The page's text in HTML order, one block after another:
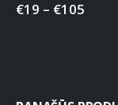
€19 – €105